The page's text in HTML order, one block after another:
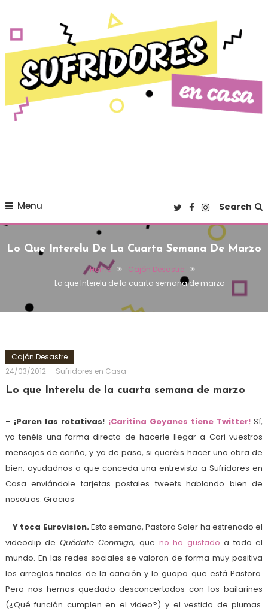
Menu Search
Lo Que Interelu De La Cuarta Semana De Marzo
Home
Cajón Desastre
Lo que Interelu de la cuarta semana de marzo
Cajón Desastre
24/03/2012
Sufridores en Casa
Lo que Interelu de la cuarta semana de marzo
– ¡Paren las rotativas! ¡Caritina Goyanes tiene Twitter! Sí,
ya tenéis una forma directa de hacerle llegar a Cari vuestros
mensajes de cariño, y ya de paso, si queréis hacer una obra de
bien, ayudadnos a que conceda una entrevista a Sufridores en
Casa enviándole tarjetas postales tweets hablando bien de
nosotros. Gracias
–Y toca Eurovision.Esta semana, Pastora Soler ha estrenado el
videoclip de Quédate Conmigo, que no ha gustado a todo el
mundo. En las redes sociales se valoran de forma muy positiva
los arreglos finales de la canción y lo guapa que está Pastora.
Pero nos hemos quedado desconcertados con los bailarines
(¿Qué función cumplen en el video?) y el vestido de plumas.